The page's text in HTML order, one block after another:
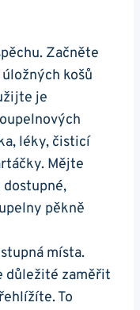
Začněte
košů
je
léky, čisticí
Mějte
dostupné,
pěkně
místa.
důležité zaměřit
To